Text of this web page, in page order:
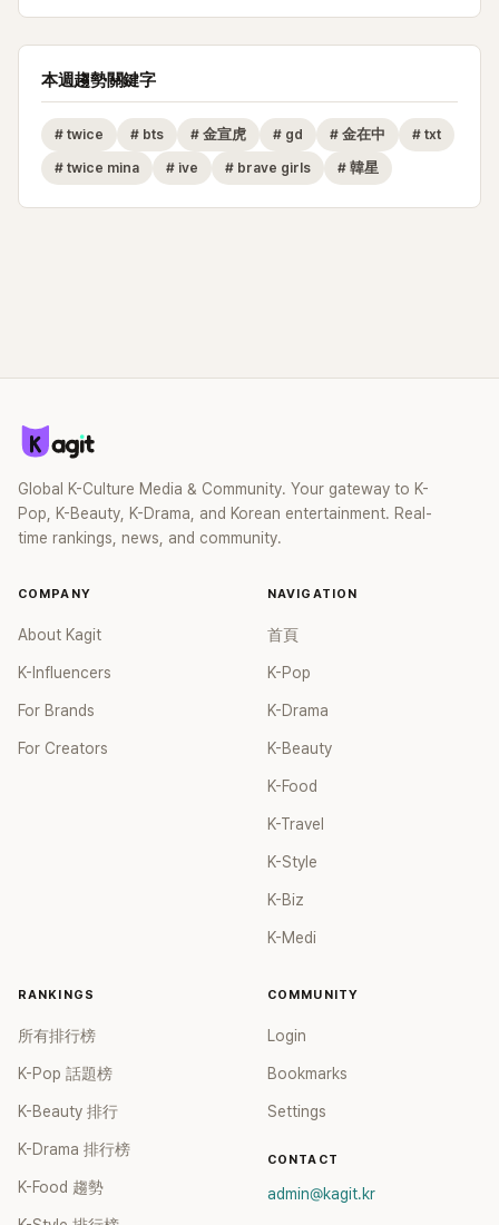
本週趨勢關鍵字
# twice # bts # 金宣虎 # gd # 金在中 # txt
# twice mina # ive # brave girls # 韓星
Global K-Culture Media & Community. Your gateway to K-
Pop, K-Beauty, K-Drama, and Korean entertainment. Real-
time rankings, news, and community.
COMPANY
About Kagit
K-Influencers
For Brands
For Creators
NAVIGATION
首頁
K-Pop
K-Drama
K-Beauty
K-Food
K-Travel
K-Style
K-Biz
K-Medi
RANKINGS
所有排行榜
K-Pop 話題榜
K-Beauty 排行
K-Drama 排行榜
K-Food 趨勢
COMMUNITY
Login
Bookmarks
Settings
CONTACT
admin@kagit.kr